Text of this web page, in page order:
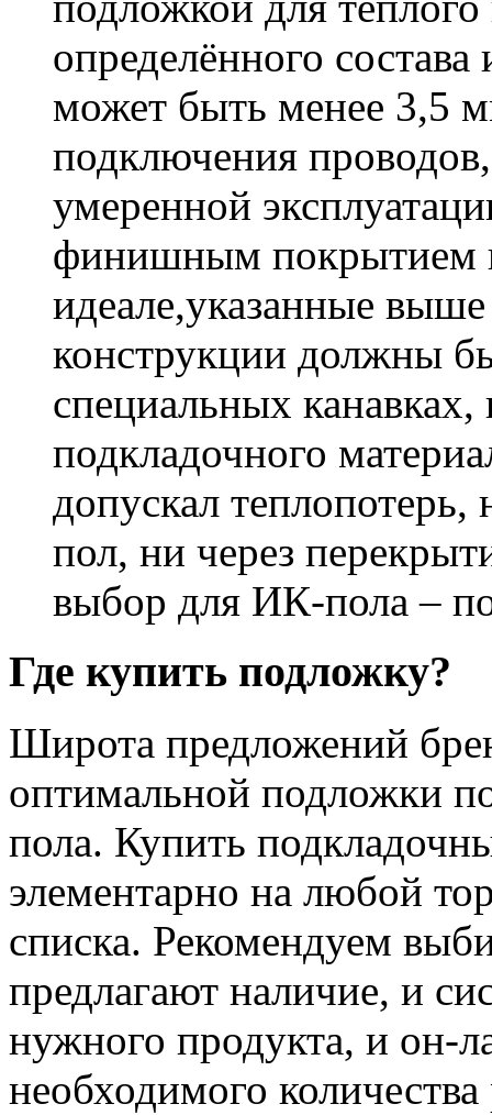
определённого
может быть менее 3,5
подключения
умеренной
финишным покрытием
идеале,указанные
конструкции должны
специальных
подкладочного
допускал
пол, ни через
выбор для ИК-пола –
Где купить подложку?
Широта предложений
оптимальной подложки
пола. Купить
элементарно на любой
списка. Рекомендуем
предлагают наличие, и
нужного продукта, и он-
необходимого